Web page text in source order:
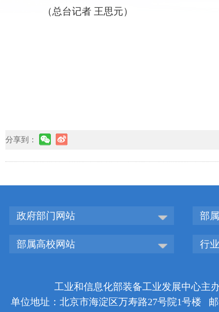
（总台记者 王思元）
分享到：
政府部门网站 部
部属高校网站 行
工业和信息化部装备工业发展中心主
单位地址：北京市海淀区万寿路27号院1号楼